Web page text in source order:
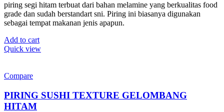
piring segi hitam terbuat dari bahan melamine yang berkualitas food
grade dan sudah berstandart sni. Piring ini biasanya digunakan
sebagai tempat makanan jenis apapun.
Add to cart
Quick view
Compare
PIRING SUSHI TEXTURE GELOMBANG
HITAM